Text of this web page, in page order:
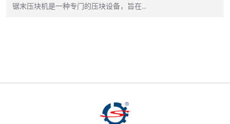
锯末压块机是一种专门的压块设备，旨在…